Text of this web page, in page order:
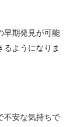
早期発見が可能
るようになりま
不安な気持ちで